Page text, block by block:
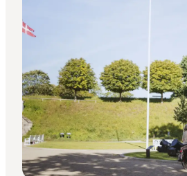
Det sker
Spisesteder
Overnatning
Planlæg din tur
Book guidet tur